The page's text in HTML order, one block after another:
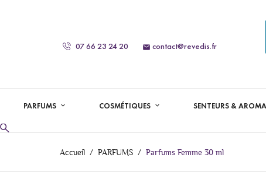
07 66 23 24 20  contact@revedis.fr
PARFUMS COSMÉTIQUES SENTEURS &
Accueil PARFUMS Parfums Femme 30 ml